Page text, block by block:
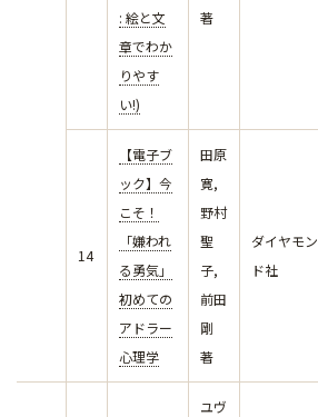
: 絵と文
章でわか
りやす
い!)
著
14
【電子ブ
ック】今
こそ！
「嫌われ
る勇気」
初めての
アドラー
心理学
田原
寛,
野村
聖
子,
前田
剛
著
ダイヤモン
ド社
ユヴ